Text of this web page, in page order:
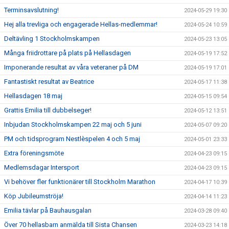
Terminsavslutning! 2024-05-29 19:30
Hej alla trevliga och engagerade Hellas-medlemmar! 2024-05-24 10:59
Deltävling 1 Stockholmskampen 2024-05-23 13:05
Många friidrottare på plats på Hellasdagen 2024-05-19 17:52
Imponerande resultat av våra veteraner på DM 2024-05-19 17:01
Fantastiskt resultat av Beatrice 2024-05-17 11:38
Hellasdagen 18 maj 2024-05-15 09:54
Grattis Emilia till dubbelseger! 2024-05-12 13:51
Inbjudan Stockholmskampen 22 maj och 5 juni 2024-05-07 09:20
PM och tidsprogram Nestlèspelen 4 och 5 maj 2024-05-01 23:33
Extra föreningsmöte 2024-04-23 09:15
Medlemsdagar Intersport 2024-04-23 09:15
Vi behöver fler funktionärer till Stockholm Marathon 2024-04-17 10:39
Köp Jubileumströja! 2024-04-14 11:23
Emilia tävlar på Bauhausgalan 2024-03-28 09:40
Över 70 hellasbarn anmälda till Sista Chansen 2024-03-23 14:18